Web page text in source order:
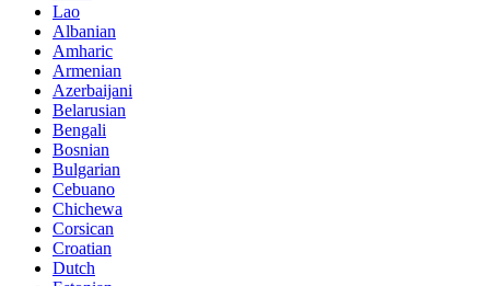
Lao
Albanian
Amharic
Armenian
Azerbaijani
Belarusian
Bengali
Bosnian
Bulgarian
Cebuano
Chichewa
Corsican
Croatian
Dutch